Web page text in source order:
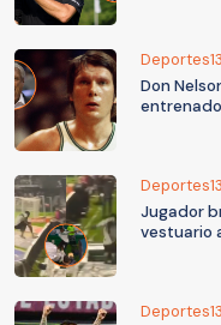
Deportes13
Don
Deportes13
Jugador
vestuario
Deportes13